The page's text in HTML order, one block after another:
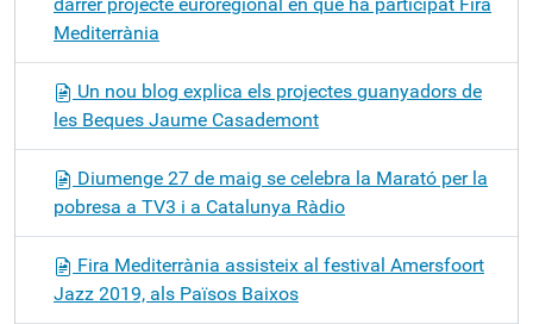
Mediterrània
Un nou blog explica els projectes guanyadors de
les Beques Jaume Casademont
Diumenge 27 de maig se celebra la Marató per la
pobresa a TV3 i a Catalunya Ràdio
Fira Mediterrània assisteix al festival Amersfoort
Jazz 2019, als Països Baixos